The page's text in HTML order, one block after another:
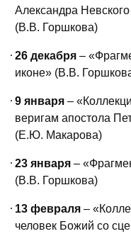
Александра
(В.В. Горшкова)
26 декабря–
иконе» (В.В.
9 января–
веригам апостола
(Е.Ю. Макарова)
23 января –
(В.В. Горшкова)
13 февраля –
человек Божий со